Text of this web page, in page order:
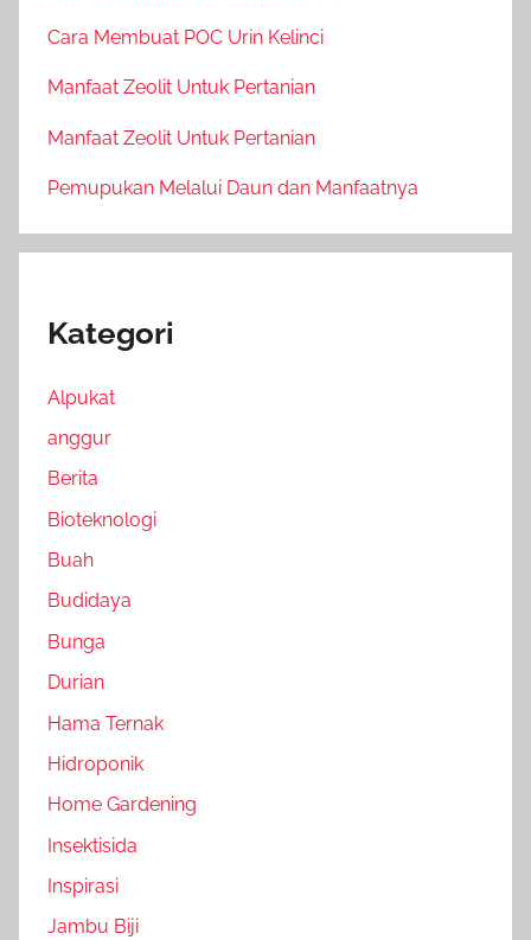
Cara Membuat POC Urin Kelinci
Manfaat Zeolit Untuk Pertanian
Manfaat Zeolit Untuk Pertanian
Pemupukan Melalui Daun dan Manfaatnya
Kategori
Alpukat
anggur
Berita
Bioteknologi
Buah
Budidaya
Bunga
Durian
Hama Ternak
Hidroponik
Home Gardening
Insektisida
Inspirasi
Jambu Biji